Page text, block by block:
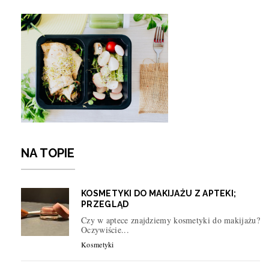
NA TOPIE
KOSMETYKI DO MAKIJAŻU Z APTEKI;
PRZEGLĄD
Czy w aptece znajdziemy kosmetyki do makijażu?
Oczywiście...
Kosmetyki